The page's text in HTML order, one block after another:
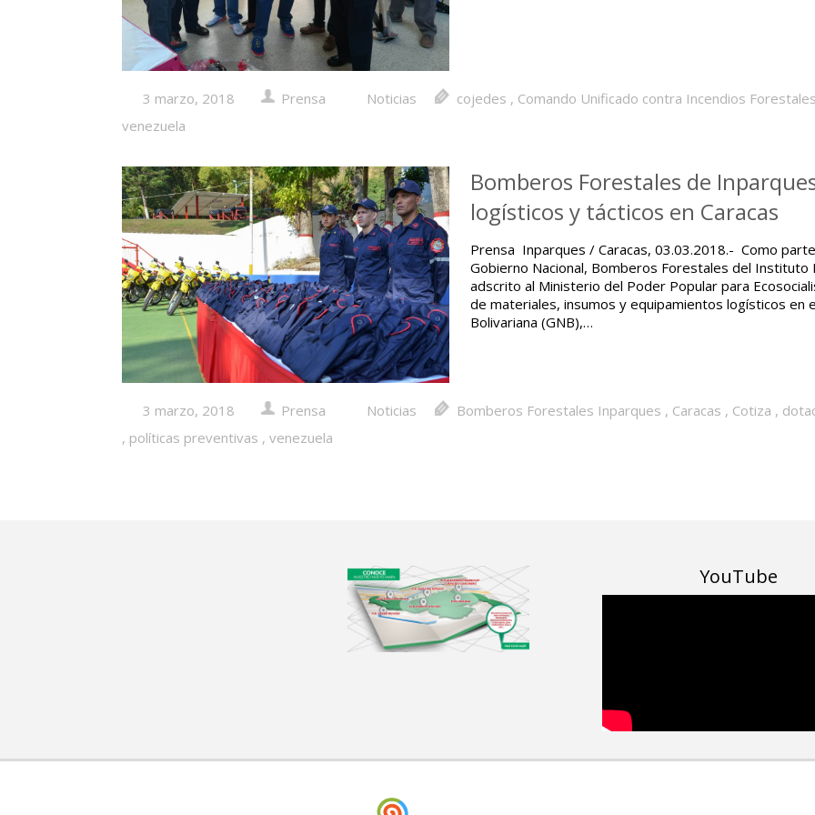
3 marzo, 2018 Prensa Noticias cojedes , Comando Unificado contra Incendios Forestales
venezuela
Bomberos Forestales de
logísticos y tácticos en Caracas
Prensa Inparques / Caracas, 03.03.2018.- Como
Gobierno Nacional, Bomberos Forestales del Instituto
adscrito al Ministerio del Poder Popular para
de materiales, insumos y equipamientos logísticos en
Bolivariana (GNB),…
3 marzo, 2018 Prensa Noticias Bomberos Forestales Inparques , Caracas , Cotiza ,
, políticas preventivas ,venezuela
YouTube